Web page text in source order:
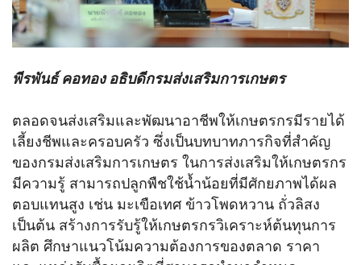
พีรพันธ์ คอทอง อธิบดีกรมส่งเสริมการเกษตร
ตลอดจนส่งเสริมและพัฒนาอาชีพให้เกษตรกรมีรายได้
เลี้ยงชีพและครอบครัว ซึ่งเป็นบทบาทภารกิจที่สำคัญ
ของกรมส่งเสริมการเกษตร ในการส่งเสริมให้เกษตรกร
มีความรู้ สามารถปลูกพืชใช้น้ำน้อยที่มีศักยภาพได้ผล
ตอบแทนสูง เช่น มะเขือเทศ ข้าวโพดหวาน ถั่วลิสง
เป็นต้น สร้างการรับรู้ให้เกษตรกรวิเคราะห์ต้นทุนการ
ผลิต ศึกษาแนวโน้มความต้องการของตลาด ราคา